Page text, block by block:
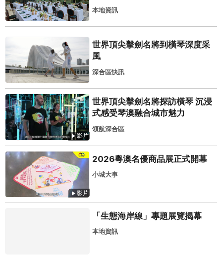
25演繹極致法式風雅
本地資訊
世界頂尖擊劍名將到橫琴深度采
風
深合區快訊
影片
世界頂尖擊劍名將探訪橫琴 沉浸
式感受琴澳融合城市魅力
領航深合區
影片
2026粵澳名優商品展正式開幕
小城大事
「生態海岸線」專題展覽揭幕
本地資訊